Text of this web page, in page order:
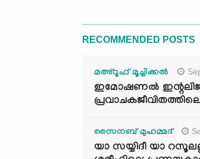
RECOMMENDED POSTS
മഅ്റൂഫ് മൂച്ചിക്കല്‍
ഇമോഷണൽ
സൈനബ് മുഹമ്മദ്
യാ സയ്യിദീ യാ